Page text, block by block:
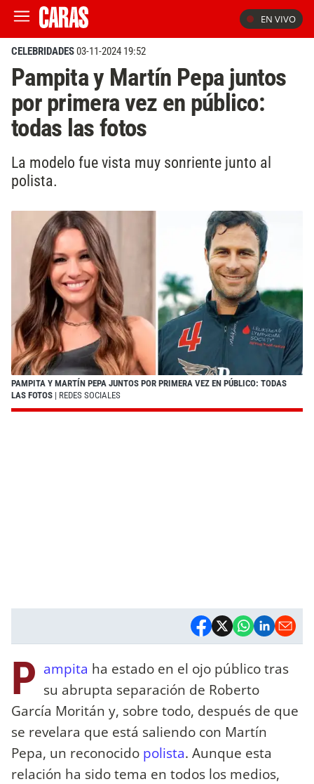
EN VIVO
CELEBRIDADES03-11-2024 19:52
Pampita y Martín Pepa juntos
por primera vez en público:
todas las fotos
La modelo fue vista muy sonriente junto al
polista.
PAMPITA Y MARTÍN PEPA JUNTOS POR PRIMERA VEZ EN PÚBLICO: TODAS
LAS FOTOS | REDES SOCIALES
P ampita ha estado en el ojo público tras
su abrupta separación de Roberto
García Moritán y, sobre todo, después de que
se revelara que está saliendo con Martín
Pepa, un reconocido polista. Aunque esta
relación ha sido tema en todos los medios,